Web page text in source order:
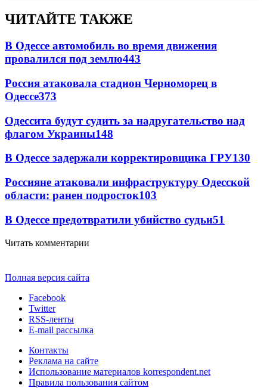
ЧИТАЙТЕ ТАКЖЕ
В Одессе автомобиль во время движения
провалился под землю443
Россия атаковала стадион Черноморец в
Одессе373
Одессита будут судить за надругательство над
флагом Украины148
В Одессе задержали корректировщика ГРУ130
Россияне атаковали инфраструктуру Одесской
области: ранен подросток103
В Одессе предотвратили убийство судьи51
Читать комментарии
Полная версия сайта
Facebook
Twitter
RSS-ленты
E-mail рассылка
Контакты
Реклама на сайте
Использование материалов korrespondent.net
Правила пользования сайтом